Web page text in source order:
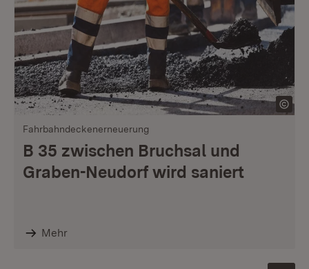
Fahrbahndeckenerneuerung
B 35 zwischen Bruchsal und
Graben-Neudorf wird saniert
Mehr